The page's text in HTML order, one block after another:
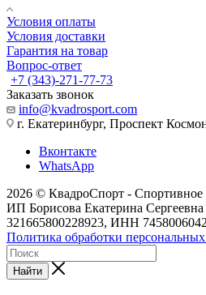
Условия оплаты
Условия доставки
Гарантия на товар
Вопрос-ответ
+7 (343)-271-77-73
Заказать звонок
info@kvadrosport.com
г. Екатеринбург, Проспект
Вконтакте
WhatsApp
2026 © КвадроСпорт - Спортивное
ИП Борисова Екатерина
321665800228923, ИНН
Политика обработки
Найти